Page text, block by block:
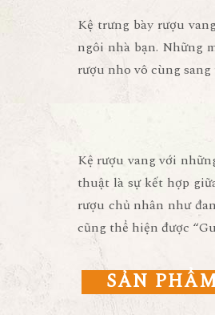
Kệ trưng bày rượu
ngôi nhà bạn. Những
rượu nho vô cùng
Kệ rượu vangvới
thuật là sự kết hợp
rượu chủ nhân như
cũng thể hiện được
SẢN